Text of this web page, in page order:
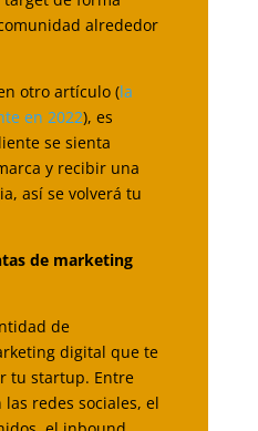
alrededor
otro artículo (la
en 2022), es
se sienta
y recibir una
así se volverá tu
de marketing
de
digital que te
tu startup. Entre
redes sociales, el